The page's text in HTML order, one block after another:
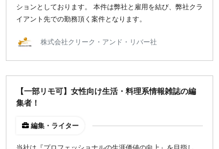
土日週末OK
稼働時間
週2日
ションとしております。 本件は弊社と雇用を結び、弊社クラ
イアント先での勤務頂く案件となります。
株式会社クリーク・アンド・リバー社
【一部リモ可】女性向け生活・料理系情報雑誌の編
集者！
編集・ライター